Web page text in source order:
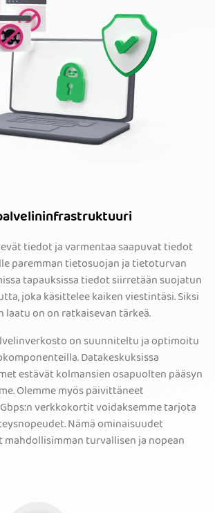
tiedot ja varmentaa saapuvat tiedot
paremman tietosuojan ja tietoturvan
tapauksissa tiedot siirretään suojatun
joka käsittelee kaiken viestintäsi. Siksi
laatu on on ratkaisevan tärkeä.
on suunniteltu ja optimoitu
Datakeskuksissa
estävät kolmansien osapuolten pääsyn
Olemme myös päivittäneet
verkkokortit voidaksemme tarjota
Nämä ominaisuudet
mahdollisimman turvallisen ja nopean